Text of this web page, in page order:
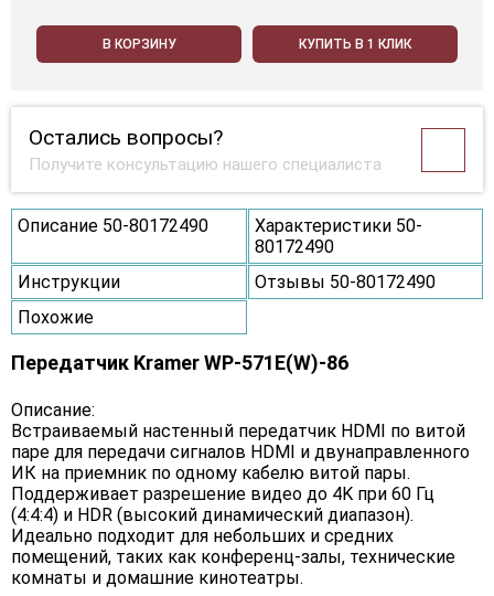
В КОРЗИНУ КУПИТЬ В 1 КЛИК
Остались вопросы?
Получите консультацию нашего специалиста
Описание 50-80172490
Характеристики 50-
80172490
Инструкции
Отзывы 50-80172490
Похожие
Передатчик Kramer WP-571E(W)-86
Описание:
Встраиваемый настенный передатчик HDMI по витой
паре для передачи сигналов HDMI и двунаправленного
ИК на приемник по одному кабелю витой пары.
Поддерживает разрешение видео до 4K при 60 Гц
(4:4:4) и HDR (высокий динамический диапазон).
Идеально подходит для небольших и средних
помещений, таких как конференц-залы, технические
комнаты и домашние кинотеатры.